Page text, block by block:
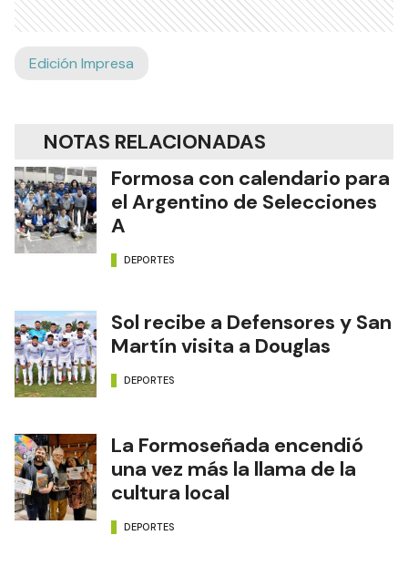
Edición Impresa
NOTAS RELACIONADAS
Formosa con calendario para
el Argentino de Selecciones
A
DEPORTES
Sol recibe a Defensores y San
Martín visita a Douglas
DEPORTES
La Formoseñada encendió
una vez más la llama de la
cultura local
DEPORTES